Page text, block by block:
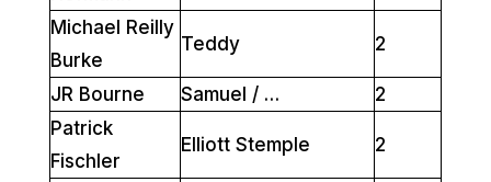
Michael Reilly
Burke
Teddy 2
JR Bourne Samuel / …
2
Patrick
Fischler
Elliott Stemple 2